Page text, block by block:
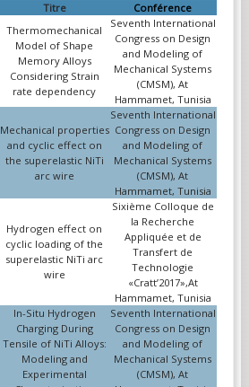
Titre Conférence
Thermomechanical
Model of Shape
Memory Alloys
Considering Strain
rate dependency
Seventh International
Congress on Design
and Modeling of
Mechanical Systems
(CMSM), At
Hammamet, Tunisia
Mechanical properties
and cyclic effect on
the superelastic NiTi
arc wire
Seventh International
Congress on Design
and Modeling of
Mechanical Systems
(CMSM), At
Hammamet, Tunisia
Hydrogen effect on
cyclic loading of the
superelastic NiTi arc
wire
Sixième Colloque de
la Recherche
Appliquée et de
Transfert de
Technologie
«Cratt’2017»,At
Hammamet, Tunisia
In-Situ Hydrogen
Charging During
Tensile of NiTi Alloys:
Modeling and
Experimental
Seventh International
Congress on Design
and Modeling of
Mechanical Systems
(CMSM), At